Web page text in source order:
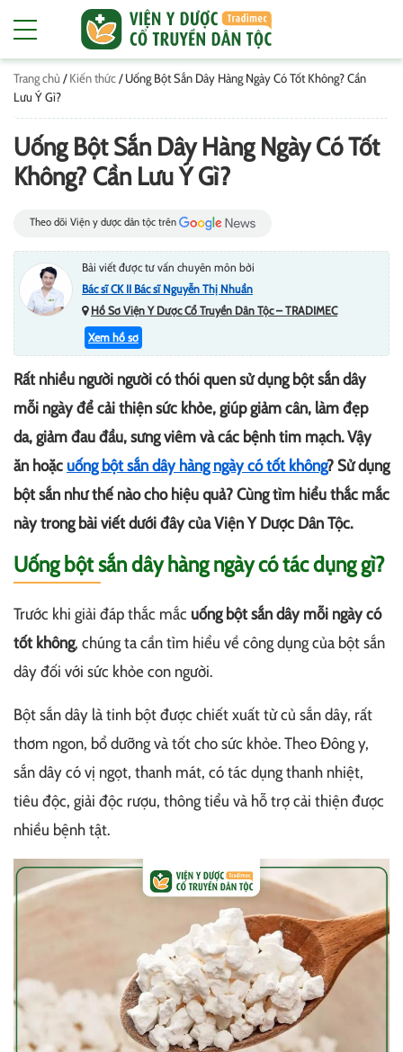
Trang chủ /Kiến thức/Uống Bột Sắn Dây Hàng Ngày Có Tốt Không? Cần
Lưu Ý Gì?
Uống Bột Sắn Dây Hàng Ngày Có Tốt
Không? Cần Lưu Ý Gì?
Theo dõi Viện y dược dân tộc trên
Bài viết được tư vấn chuyên môn bởi
Bác sĩ CK II Bác sĩ Nguyễn Thị Nhuần
Hồ Sơ Viện Y Dược Cổ Truyền Dân Tộc – TRADIMEC
Xem hồ sơ
Rất nhiều người người có thói quen sử dụng bột sắn dây
mỗi ngày để cải thiện sức khỏe, giúp giảm cân, làm đẹp
da, giảm đau đầu, sưng viêm và các bệnh tim mạch. Vậy
ăn hoặc uống bột sắn dây hàng ngày có tốt không? Sử dụng
bột sắn như thế nào cho hiệu quả? Cùng tìm hiểu thắc mắc
này trong bài viết dưới đây của Viện Y Dược Dân Tộc.
Uống bột sắn dây hàng ngày có tác dụng gì?
Trước khi giải đáp thắc mắc uống bột sắn dây mỗi ngày có
tốt không, chúng ta cần tìm hiểu về công dụng của bột sắn
dây đối với sức khỏe con người.
Bột sắn dây là tinh bột được chiết xuất từ củ sắn dây, rất
thơm ngon, bổ dưỡng và tốt cho sức khỏe. Theo Đông y,
sắn dây có vị ngọt, thanh mát, có tác dụng thanh nhiệt,
tiêu độc, giải độc rượu, thông tiểu và hỗ trợ cải thiện được
nhiều bệnh tật.